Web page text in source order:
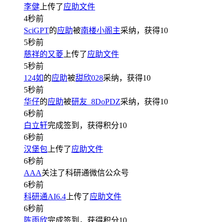
李健上传了 应助文件
4秒前
SciGPT的应助被南楼小阁主采纳，获得10
5秒前
慈祥的又菱上传了 应助文件
5秒前
124如 的应助被甜欣028采纳，获得10
5秒前
华仔的应助被研友_8DoPDZ采纳，获得10
6秒前
白立轩完成签到，获得积分10
6秒前
汉堡包上传了 应助文件
6秒前
AAA关注了科研通微信公众号
6秒前
科研通AI6.4上传了 应助文件
6秒前